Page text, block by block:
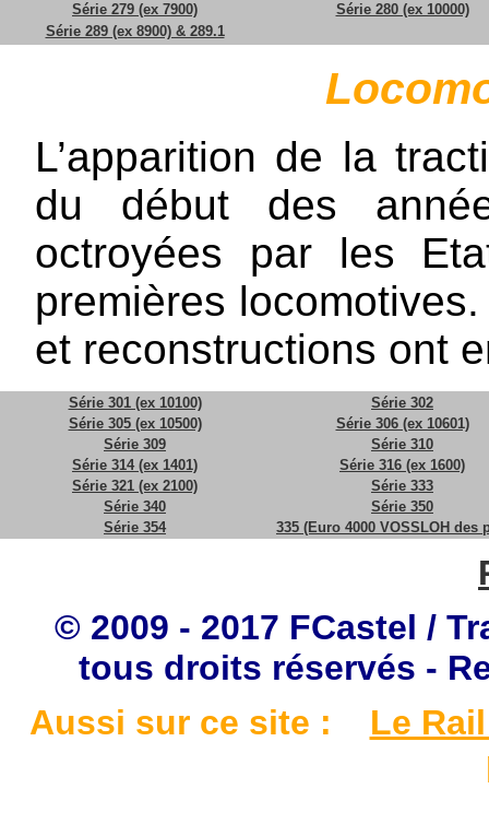
Série 279 (ex 7900)
Série 280 (ex 10000)
Série 289 (ex 8900) & 289.1
L’apparition de la
du début des
octroyées par les
premières
et reconstructions ont
Série 301 (ex 10100)
Série 302
Série 305 (ex 10500)
Série 306 (ex 10601)
Série 309
Série 310
Série 314 (ex 1401)
Série 316 (ex 1600)
Série 321 (ex 2100)
Série 333
Série 340
Série 350
Série 354
335 (Euro 4000 VOSSLOH des
© 2009 - 2017 FCastel /
tous droits réservés -
Aussi sur ce site :
Le